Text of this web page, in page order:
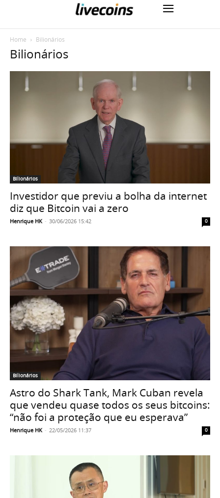
Home Bilionários
Bilionários
Bilionários
Investidor que previu a bolha da internet
diz que Bitcoin vai a zero
Henrique HK - 30/06/2026 15:42 0
Bilionários
Astro do Shark Tank, Mark Cuban revela
que vendeu quase todos os seus bitcoins:
“não foi a proteção que eu esperava”
Henrique HK - 22/05/2026 11:37 0